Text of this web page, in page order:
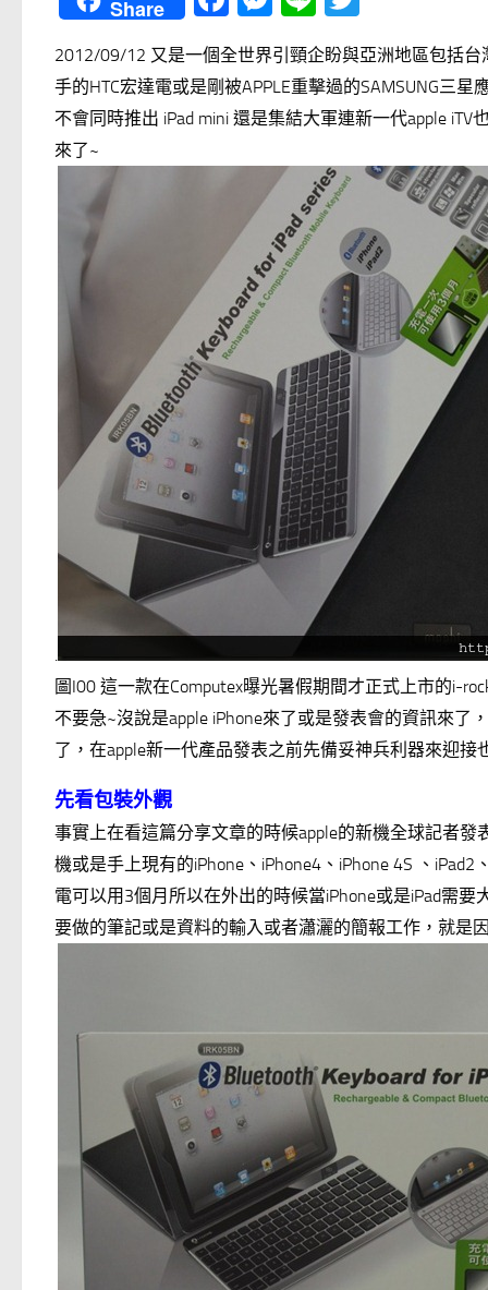
Share
2012/09/12 又是一個全世界引頸企盼與亞洲地區包括
手的HTC宏達電或是剛被APPLE重擊過的SAMSUNG三
不會同時推出 iPad mini 還是集結大軍連新一代apple iTV
來了~
.
圖I00 這一款在Computex曝光暑假期間才正式上市的i-
不要急~沒說是apple iPhone來了或是發表會的資訊來了
了，在apple新一代產品發表之前先備妥神兵利器來迎接
先看包裝外觀
事實上在看這篇分享文章的時候apple的新機全球記者
機或是手上現有的iPhone、iPhone4、iPhone 4S 、
電可以用3個月所以在外出的時候當iPhone或是iPad需
要做的筆記或是資料的輸入或者瀟灑的簡報工作，就是